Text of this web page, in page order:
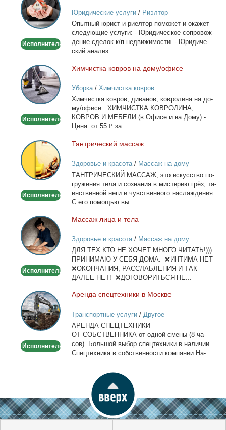
сделок
с
недвижимостью
Исполнитель
Юридические услуги/ Риэлтор
Опыт­ный юрист и ри­ел­тор по­мо­жет и ока­жет
сле­ду­ю­щие услу­ги: - Юри­ди­че­ское со­про­вож­
де­ние сде­лок к/п недви­жи­мо­сти. - Юри­ди­че­
ский ана­лиз...
Химчистка
ковров
на
дому/
Исполнитель
Хим­чист­ка ков­ров на до­му/офи­се
Уборка/ Химчистка ковров
Хим­чист­ка ков­ров, ди­ва­нов, ков­ро­ли­на на до­
му/офи­се. ХИМЧИСТКА КОВРОЛИНА,
КОВРОВ И МЕБЕЛИ (в Офи­се и на До­му) -
Це­на: от 55 ₽ за...
Тантрический
массаж
Исполнитель
Тан­три­че­ский мас­саж
Здоровье и красота/ Массаж на дому
ТАНТРИЧЕСКИЙ МАССАЖ, это ис­кус­ство по­
гру­же­ния те­ла и со­зна­ния в ми­сте­рию грёз, та­
ин­ствен­ной неги и чув­ствен­но­го на­сла­жде­ния.
С его по­мо­щью вы...
Массаж
лица
и
тела
Исполнитель
Мас­саж ли­ца и те­ла
Здоровье и красота/ Массаж на дому
ДЛЯ ТЕХ КТО НЕ ХОЧЕТ МНОГО ЧИТАТЬ!)))
ПРИНИМАЮ У СЕБЯ ДОМА. ❌ИНТИМА НЕТ
❌ОКОНЧАНИЯ, РАССЛАБЛЕНИЯ И ТАК
ДАЛЕЕ НЕТ! ❌ДОГОВОРИТЬСЯ НЕ...
Аренда
спецтехники
в
Москве
Исполнитель
Арен­да спец­тех­ни­ки в Москве
Транспортные услуги/ Другое
АРЕНДА СПЕЦТЕХНИКИ
ОТ СОБСТВЕННИКА от од­ной сме­ны (8 ча­
сов). Боль­шой вы­бор спец­тех­ни­ки в на­ли­чии
Спец­тех­ни­ка в соб­ствен­но­сти ком­па­нии На­